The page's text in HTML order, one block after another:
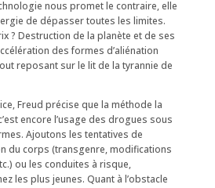
nous promet le contraire, elle
de dépasser toutes les limites.
? Destruction de la planète et de ses
des formes d’aliénation
reposant sur le lit de la tyrannie de
Freud précise que la méthode la
encore l’usage des drogues sous
Ajoutons les tentatives de
du corps (transgenre, modifications
ou les conduites à risque,
les plus jeunes. Quant à l’obstacle